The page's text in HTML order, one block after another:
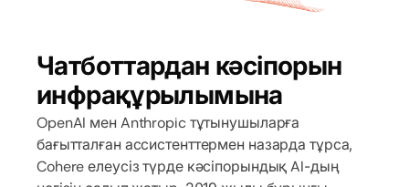
Чатботтардан кәсіпорын
инфрақұрылымына
OpenAI мен Anthropic тұтынушыларға
бағытталған ассистенттермен назарда тұрса,
Cohere елеусіз түрде кәсіпорындық AI-дың